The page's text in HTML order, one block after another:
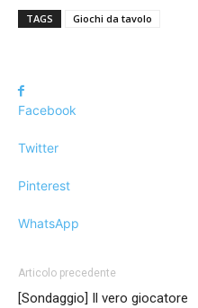
TAGS Giochi da tavolo
Facebook
Twitter
Pinterest
WhatsApp
Articolo precedente
[Sondaggio] Il vero giocatore